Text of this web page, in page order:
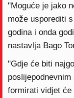
"Moguće je jako
može usporediti
godina i onda
nastavlja Bago
"Gdje će biti
formirati vidjet